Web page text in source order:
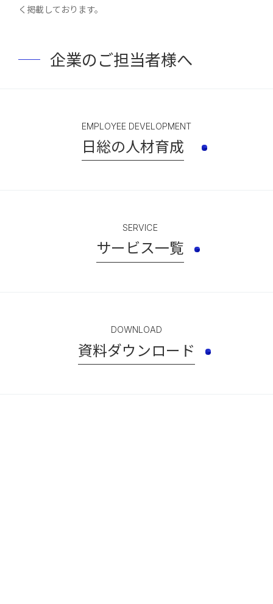
く掲載しております。
企業のご担当者様へ
EMPLOYEE DEVELOPMENT
日総の人材育成
SERVICE
サービス一覧
DOWNLOAD
資料ダウンロード